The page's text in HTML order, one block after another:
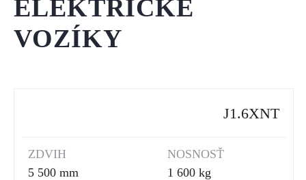
ELEKTRICKÉ
VOZÍKY
J1.6XNT
ZDVIH
5 500 mm
NOSNOSŤ
1 600 kg